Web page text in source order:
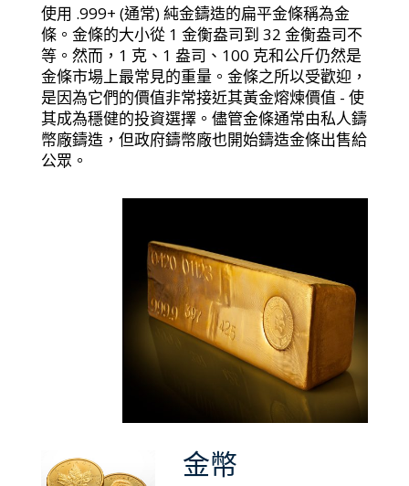
使用 .999+ (通常) 純金鑄造的扁平金條稱為金
條。金條的大小從 1 金衡盎司到 32 金衡盎司不
等。然而，1 克、1 盎司、100 克和公斤仍然是
金條市場上最常見的重量。金條之所以受歡迎，
是因為它們的價值非常接近其黃金熔煉價值 - 使
其成為穩健的投資選擇。儘管金條通常由私人鑄
幣廠鑄造，但政府鑄幣廠也開始鑄造金條出售給
公眾。
金幣